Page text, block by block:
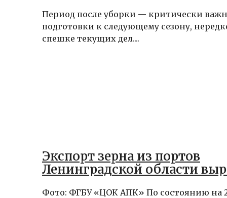
Период после уборки — критически
подготовки к следующему сезону,
спешке текущих дел....
Экспорт зерна из портов
Ленинградской области
Фото: ФГБУ «ЦОК АПК» По состоянию на